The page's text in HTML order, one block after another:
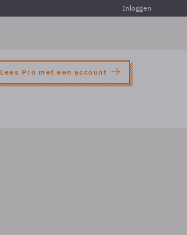
Inloggen
Lees Pro met een account